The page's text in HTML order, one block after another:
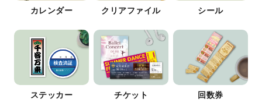
カレンダー クリアファイル シール
ステッカー チケット 回数券